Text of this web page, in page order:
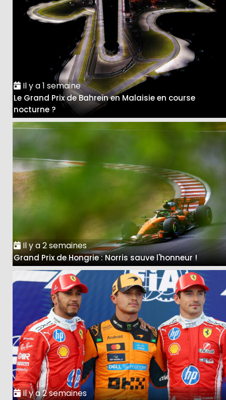
Il y a 1 semaine
Le Grand Prix de Bahreïn en Malaisie en course
nocturne ?
Il y a 2 semaines
Grand Prix de Hongrie : Norris sauve l'honneur !
Il y a 2 semaines